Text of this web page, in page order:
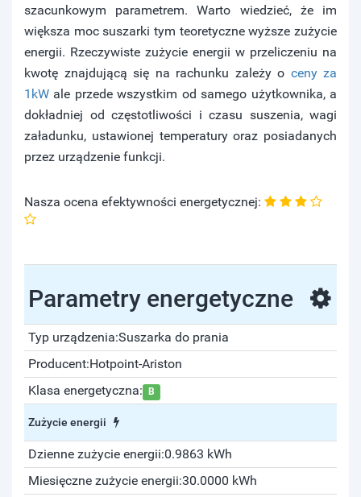
szacunkowym parametrem. Warto wiedzieć, że im
większa moc suszarki tym teoretyczne wyższe zużycie
energii. Rzeczywiste zużycie energii w przeliczeniu na
kwotę znajdującą się na rachunku zależy o ceny za
1kW ale przede wszystkim od samego użytkownika, a
dokładniej od częstotliwości i czasu suszenia, wagi
załadunku, ustawionej temperatury oraz posiadanych
przez urządzenie funkcji.
Nasza ocena efektywności energetycznej:
Parametry energetyczne
Typ urządzenia:Suszarka do prania
Producent:Hotpoint-Ariston
Klasa energetyczna:
B
Zużycie energii
Dzienne zużycie energii:0.9863 kWh
Miesięczne zużycie energii:30.0000 kWh